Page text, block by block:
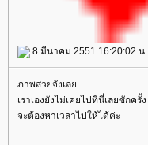
8 มีนาคม 2551 16:20:02 น.
ภาพสวยจังเลย..
เราเองยังไม่เคยไปที่นี่เลยซักครั้ง
จะต้องหาเวลาไปให้ได้ค่ะ